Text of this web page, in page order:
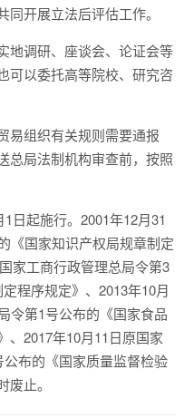
开展立法后评估工作。
地调研、座谈会、论证会等
可以委托高等院校、研究咨
易组织有关规则需要通报
总局法制机构审查前，按照
1日起施行。 2001年12月31
《国家知识产权局规章制定
家工商行政管理总局令第3
程序规定》、 2013年10月
令第1号公布的《国家食品
2017年10月11日原国家
公布的《国家质量监督检验
止。